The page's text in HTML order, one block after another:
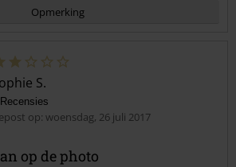
Opmerking
S.
op: woensdag, 26 juli 2017
op de photo